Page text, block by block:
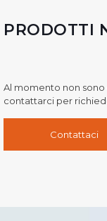
PRODOTTI
Al momento non
contattarci per
Contattaci